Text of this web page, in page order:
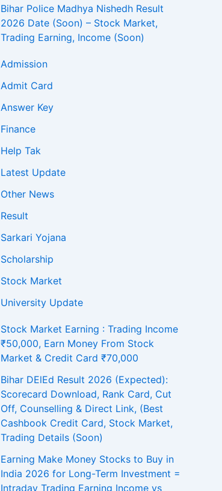
Bihar Police Madhya Nishedh Result
2026 Date (Soon) – Stock Market,
Trading Earning, Income (Soon)
Admission
Admit Card
Answer Key
Finance
Help Tak
Latest Update
Other News
Result
Sarkari Yojana
Scholarship
Stock Market
University Update
Stock Market Earning : Trading Income
₹50,000, Earn Money From Stock
Market & Credit Card ₹70,000
Bihar DElEd Result 2026 (Expected):
Scorecard Download, Rank Card, Cut
Off, Counselling & Direct Link, (Best
Cashbook Credit Card, Stock Market,
Trading Details (Soon)
Earning Make Money Stocks to Buy in
India 2026 for Long-Term Investment =
Intraday Trading Earning Income vs